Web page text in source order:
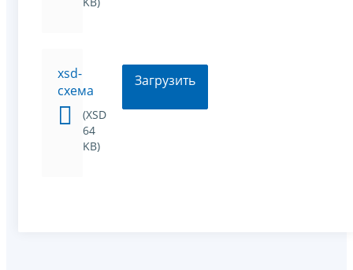
xsd-
схема
(XSD
64
KB)
Загрузить